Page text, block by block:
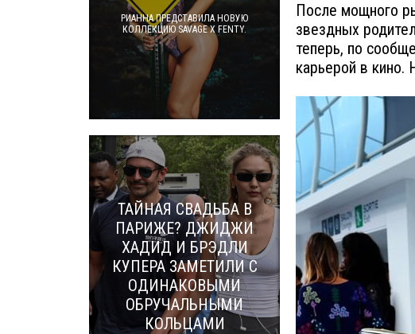
После мощного
звездных
теперь, по
карьерой в кино.
РИАННА ПРЕДСТАВИЛА НОВУЮ
КОЛЛЕКЦИЮ SAVAGE X FENTY.
ТАЙНАЯ СВАДЬБА В
ПАРИЖЕ? ДЖИДЖИ
ХАДИД И БРЭДЛИ
КУПЕРА ЗАМЕТИЛИ С
ОДИНАКОВЫМИ
ОБРУЧАЛЬНЫМИ
КОЛЬЦАМИ